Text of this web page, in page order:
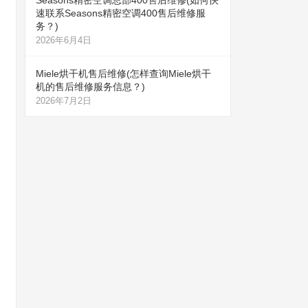
速联系Seasons精密空调400售后维修服
务？)
2026年6月4日
Miele烘干机售后维修(怎样查询Miele烘干
机的售后维修服务信息？)
2026年7月2日